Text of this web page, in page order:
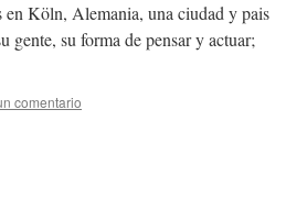
en Köln, Alemania, una ciudad y pais
gente, su forma de pensar y actuar;
comentario